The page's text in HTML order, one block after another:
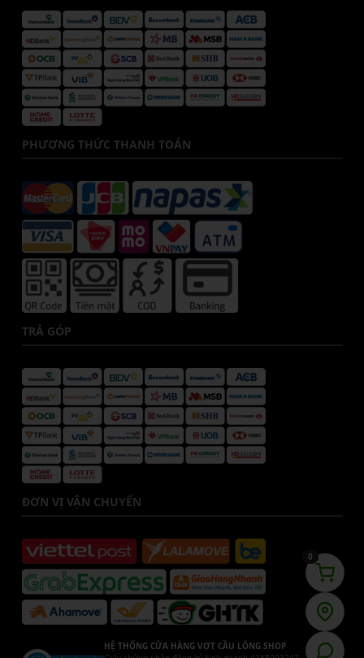
PHƯƠNG THỨC THANH TOÁN
TRẢ GÓP
ĐƠN VỊ VẬN CHUYỂN
HỆ THỐNG CỬA HÀNG VỢT CẦU LÔNG SHOP
0